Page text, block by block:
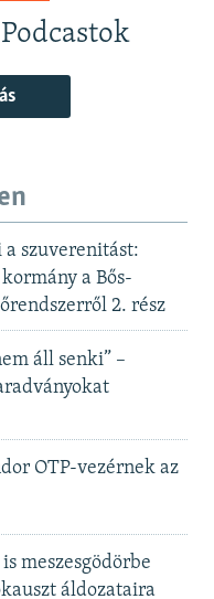
szuverenitást:
a Bős-
2. rész
áll senki” –
OTP-vezérnek az
meszesgödörbe
áldozataira